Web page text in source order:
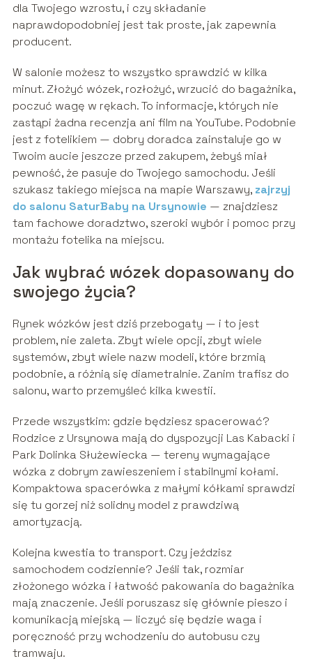
dla Twojego wzrostu, i czy składanie
naprawdopodobniej jest tak proste, jak zapewnia
producent.
W salonie możesz to wszystko sprawdzić w kilka
minut. Złożyć wózek, rozłożyć, wrzucić do bagażnika,
poczuć wagę w rękach. To informacje, których nie
zastąpi żadna recenzja ani film na YouTube. Podobnie
jest z fotelikiem — dobry doradca zainstaluje go w
Twoim aucie jeszcze przed zakupem, żebyś miał
pewność, że pasuje do Twojego samochodu. Jeśli
szukasz takiego miejsca na mapie Warszawy, zajrzyj
do salonu SaturBaby na Ursynowie — znajdziesz
tam fachowe doradztwo, szeroki wybór i pomoc przy
montażu fotelika na miejscu.
Jak wybrać wózek dopasowany do
swojego życia?
Rynek wózków jest dziś przebogaty — i to jest
problem, nie zaleta. Zbyt wiele opcji, zbyt wiele
systemów, zbyt wiele nazw modeli, które brzmią
podobnie, a różnią się diametralnie. Zanim trafisz do
salonu, warto przemyśleć kilka kwestii.
Przede wszystkim: gdzie będziesz spacerować?
Rodzice z Ursynowa mają do dyspozycji Las Kabacki i
Park Dolinka Służewiecka — tereny wymagające
wózka z dobrym zawieszeniem i stabilnymi kołami.
Kompaktowa spacerówka z małymi kółkami sprawdzi
się tu gorzej niż solidny model z prawdziwą
amortyzacją.
Kolejna kwestia to transport. Czy jeździsz
samochodem codziennie? Jeśli tak, rozmiar
złożonego wózka i łatwość pakowania do bagażnika
mają znaczenie. Jeśli poruszasz się głównie pieszo i
komunikacją miejską — liczyć się będzie waga i
poręczność przy wchodzeniu do autobusu czy
tramwaju.